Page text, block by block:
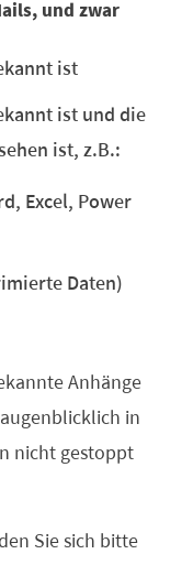
und zwar
ist
ist und die
ist, z.B.:
Excel, Power
Daten)
Anhänge
in
nicht gestoppt
Sie sich bitte